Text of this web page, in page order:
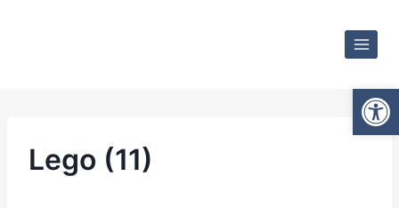
Lego (11)